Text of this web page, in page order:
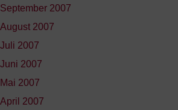
September 2007
August 2007
Juli 2007
Juni 2007
Mai 2007
April 2007